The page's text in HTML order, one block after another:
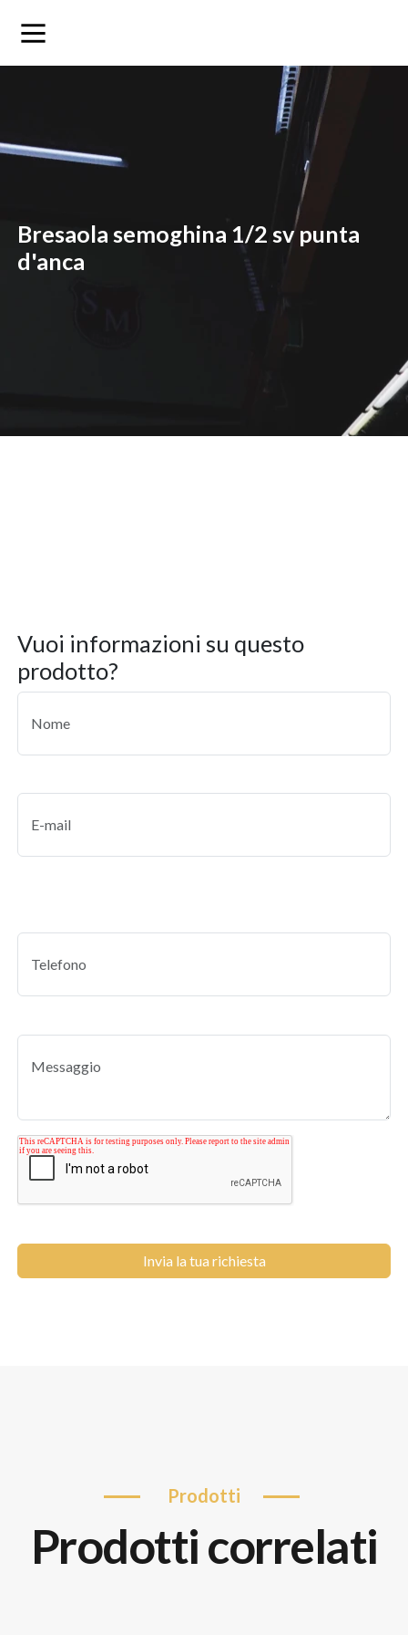
bresaola semoghina 1/2 sv punta
d'anca
vuoi informazioni su questo
prodotto?
Invia la tua richiesta
prodotti
prodotti correlati